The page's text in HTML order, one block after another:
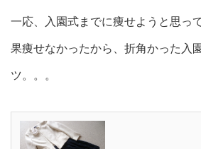
一応、入園式までに痩せようと思っ
果痩せなかったから、折角かった入
ツ。。。